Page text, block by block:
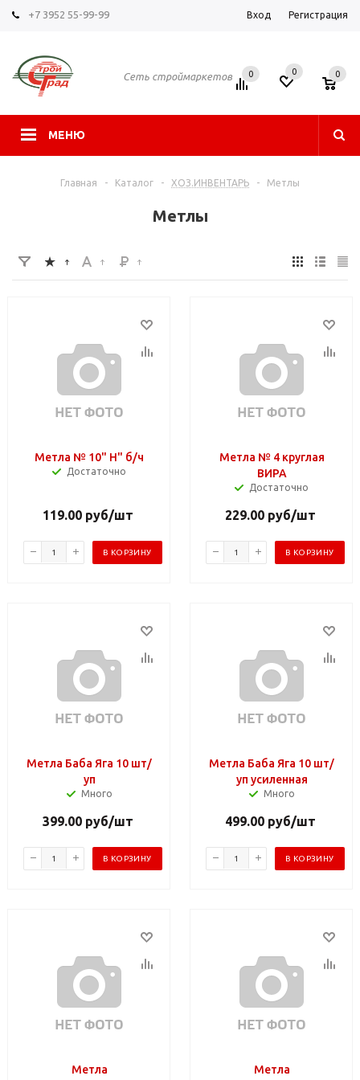
+7 3952 55-99-99 Вход Регистрация
Сеть строймаркетов
МЕНЮ
0 0 0
Главная - Каталог - ХОЗ.ИНВЕНТАРЬ - Метлы
Метлы
Метла № 10" Н" б/ч
Достаточно
119.00руб/шт
В КОРЗИНУ
Метла № 4 круглая
ВИРА
Достаточно
229.00руб/шт
В КОРЗИНУ
Метла Баба Яга 10 шт/
уп
Много
399.00руб/шт
В КОРЗИНУ
Метла Баба Яга 10 шт/
уп усиленная
Много
499.00руб/шт
В КОРЗИНУ
Метла
Метла